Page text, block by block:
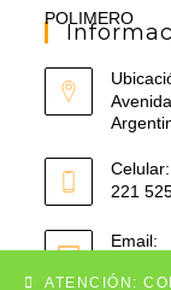
ATENCIÓN:
Celular:
221
Email: